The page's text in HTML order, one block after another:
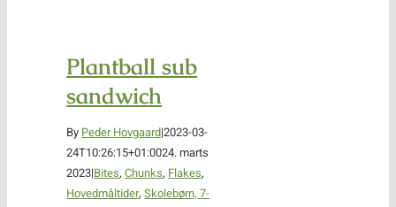
Plantball sub
sandwich
By Peder Hovgaard|2023-03-
24T10:26:15+01:0024. marts
2023|Bites,Chunks, Flakes,
Hovedmåltider,Skolebørn, 7-